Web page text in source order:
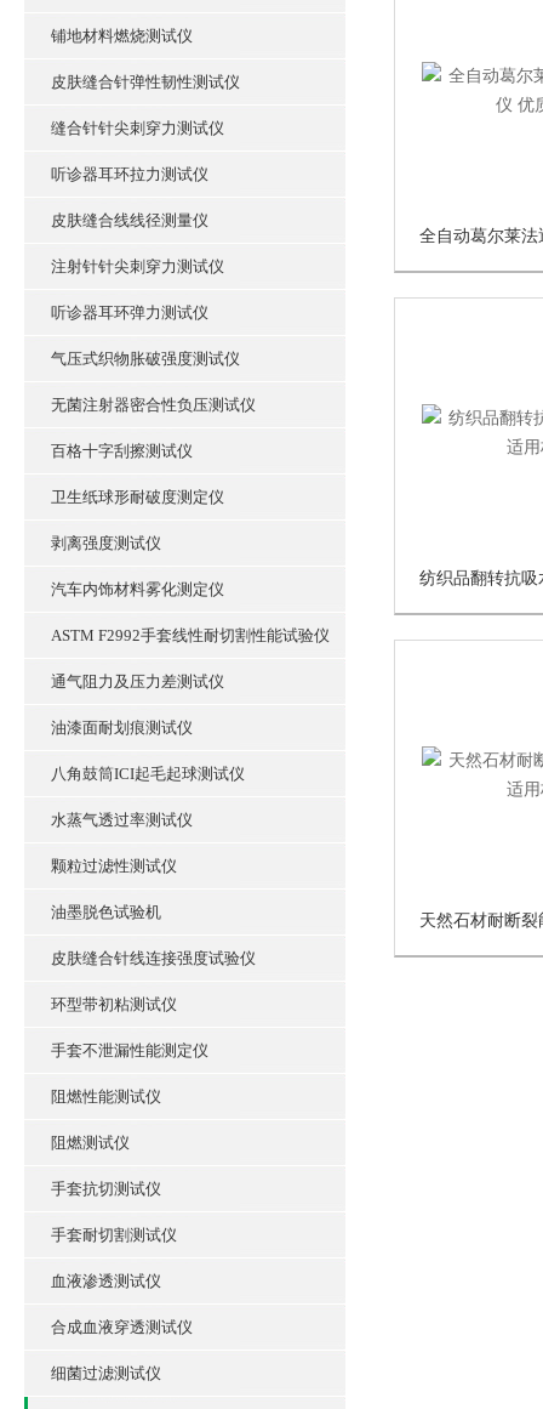
铺地材料燃烧测试仪
皮肤缝合针弹性韧性测试仪
缝合针针尖刺穿力测试仪
听诊器耳环拉力测试仪
皮肤缝合线线径测量仪
注射针针尖刺穿力测试仪
听诊器耳环弹力测试仪
气压式织物胀破强度测试仪
无菌注射器密合性负压测试仪
百格十字刮擦测试仪
卫生纸球形耐破度测定仪
剥离强度测试仪
汽车内饰材料雾化测定仪
ASTM F2992手套线性耐切割性能试验仪
通气阻力及压力差测试仪
油漆面耐划痕测试仪
八角鼓筒ICI起毛起球测试仪
水蒸气透过率测试仪
颗粒过滤性测试仪
油墨脱色试验机
皮肤缝合针线连接强度试验仪
环型带初粘测试仪
手套不泄漏性能测定仪
阻燃性能测试仪
阻燃测试仪
手套抗切测试仪
手套耐切割测试仪
血液渗透测试仪
合成血液穿透测试仪
细菌过滤测试仪